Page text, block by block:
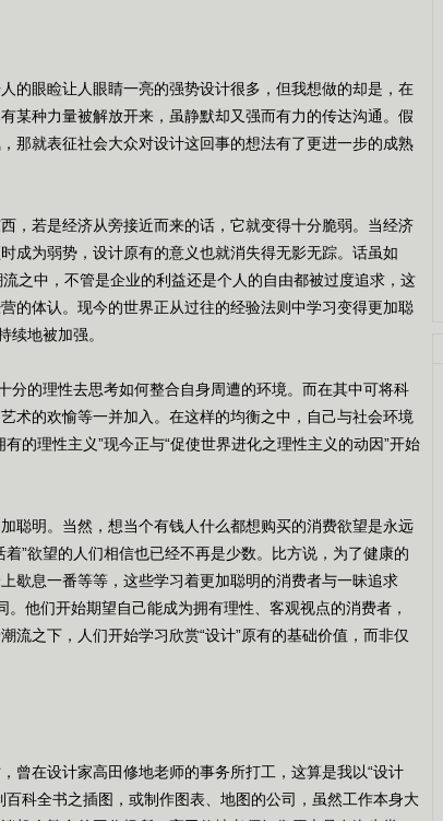
眼睑让人眼睛一亮的强势设计很多，但我想做的却是，在
某种力量被解放开来，虽静默却又强而有力的传达沟通。假
那就表征社会大众对设计这回事的想法有了更进一步的成熟
若是经济从旁接近而来的话，它就变得十分脆弱。当经济
成为弱势，设计原有的意义也就消失得无影无踪。话虽如
之中，不管是企业的利益还是个人的自由都被过度追求，这
的体认。现今的世界正从过往的经验法则中学习变得更加聪
续地被加强。
的理性去思考如何整合自身周遭的环境。而在其中可将科
术的欢愉等一并加入。在这样的均衡之中，自己与社会环境
的理性主义”现今正与“促使世界进化之理性主义的动因”开始
明。当然，想当个有钱人什么都想购买的消费欲望是永远
”欲望的人们相信也已经不再是少数。比方说，为了健康的
歇息一番等等，这些学习着更加聪明的消费者与一昧追求
他们开始期望自己能成为拥有理性、客观视点的消费者，
流之下，人们开始学习欣赏“设计”原有的基础价值，而非仅
在设计家高田修地老师的事务所打工，这算是我以“设计
科全书之插图，或制作图表、地图的公司，虽然工作本身大